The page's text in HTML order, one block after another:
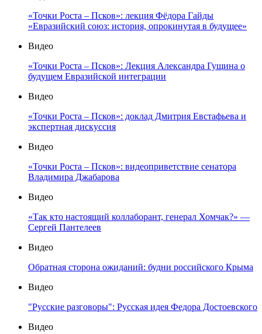
«Точки Роста – Псков»: лекция Фёдора Гайды
«Евразийский союз: история, опрокинутая в будущее»
Видео
«Точки Роста – Псков»: Лекция Александра Гущина о
будущем Евразийской интеграции
Видео
«Точки Роста – Псков»: доклад Дмитрия Евстафьева и
экспертная дискуссия
Видео
«Точки Роста – Псков»: видеоприветствие сенатора
Владимира Джабарова
Видео
«Так кто настоящий коллаборант, генерал Хомчак?» —
Сергей Пантелеев
Видео
Обратная сторона ожиданий: будни российского Крыма
Видео
"Русские разговоры": Русская идея Федора Достоевского
Видео